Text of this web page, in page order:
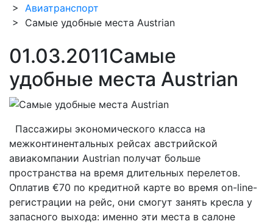
> Авиатранспорт
> Самые удобные места Austrian
01.03.2011Самые
удобные места Austrian
Пассажиры экономического класса на
межконтинентальных рейсах австрийской
авиакомпании Austrian получат больше
пространства на время длительных перелетов.
Оплатив €70 по кредитной карте во время on-line-
регистрации на рейс, они смогут занять кресла у
запасного выхода: именно эти места в салоне